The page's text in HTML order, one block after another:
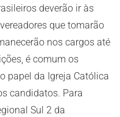
deverão ir às
que tomarão
nos cargos até
é comum os
papel da Igreja Católica
candidatos. Para
Sul 2 da